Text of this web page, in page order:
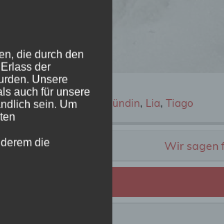
,Aveline,gelbe Hündin, Lia,Tiago
Wir sagen
die durch den
der
Unsere
auch für unsere
sein. Um
die